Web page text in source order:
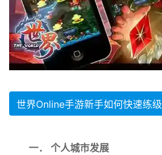
世界Online手游新手如何快速练级
一． 个人城市发展